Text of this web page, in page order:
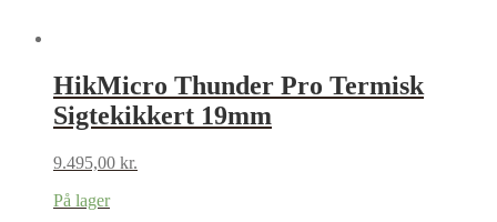
HikMicro Thunder Pro Termisk
Sigtekikkert 19mm
9.495,00 kr.
På lager